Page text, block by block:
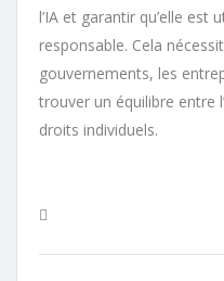
l’IA et garantir qu’elle
responsable. Cela
gouvernements, les
trouver un équilibre entre
droits individuels.